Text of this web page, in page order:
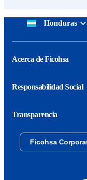
Honduras
Acerca de Ficohsa
Responsabilidad Social
Transparencia
Ficohsa